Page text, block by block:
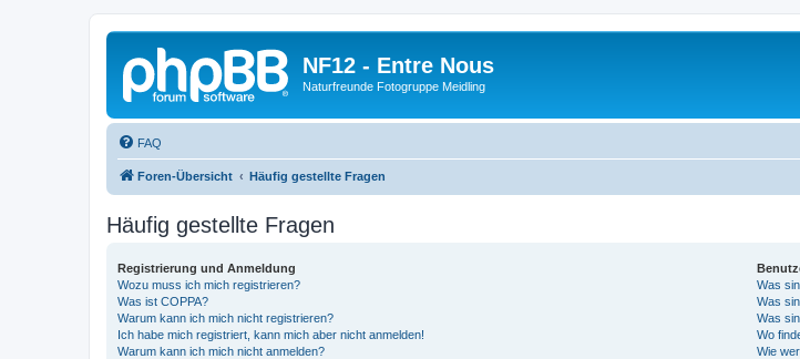
NF12 - Entre Nous
Naturfreunde Fotogruppe Meidling
FAQ
Foren-Übersicht Häufig gestellte Fragen
Häufig gestellte Fragen
Registrierung und Anmeldung
Wozu muss ich mich registrieren?
Was ist COPPA?
Warum kann ich mich nicht registrieren?
Ich habe mich registriert, kann mich aber nicht anmelden!
Warum kann ich mich nicht anmelden?
Was
Was
Was
Wo
Wie